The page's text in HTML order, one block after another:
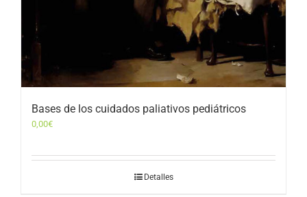
Bases de los cuidados paliativos pediátricos
0,00€
Detalles